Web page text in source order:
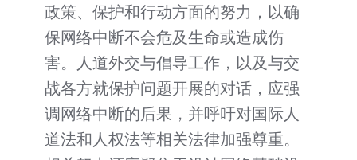
政策、保护和行动方面的努力，以确
保网络中断不会危及生命或造成伤
害。人道外交与倡导工作，以及与交
战各方就保护问题开展的对话，应强
调网络中断的后果，并呼吁对国际人
道法和人权法等相关法律加强尊重。